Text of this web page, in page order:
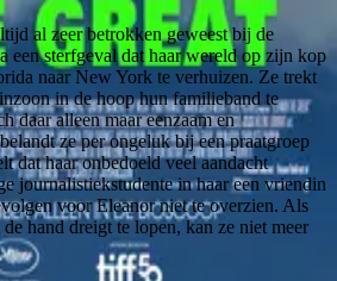
al zeer betrokken geweest bij de
een sterfgeval dat haar wereld op zijn kop
naar New York te verhuizen. Ze trekt
in de hoop hun familieband te
daar alleen maar eenzaam en
ze per ongeluk bij een praatgroep
dat haar onbedoeld veel aandacht
journalistiekstudente in haar een vriendin
voor Eleanor niet te overzien. Als
hand dreigt te lopen, kan ze niet meer